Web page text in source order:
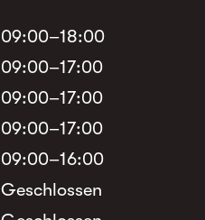
09:00–18:00
09:00–17:00
09:00–17:00
09:00–17:00
09:00–16:00
Geschlossen